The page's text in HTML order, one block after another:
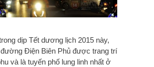
dịp Tết dương lịch 2015 này,
Điện Biên Phủ được trang trí
và là tuyến phố lung linh nhất ở